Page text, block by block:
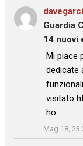
Guardia
14 nuovi
: “
Mi piace
dedicate
visitato
ho…
”
Mag 18,